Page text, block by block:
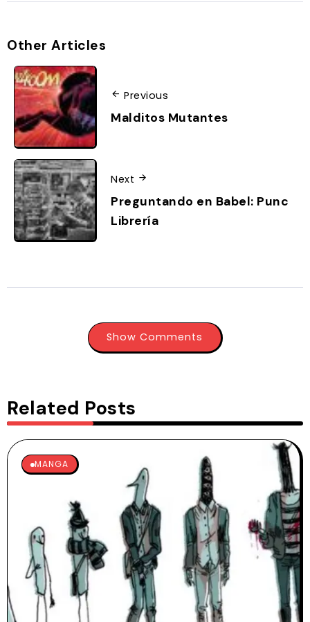
Other Articles
Previous
Malditos Mutantes
Next
Preguntando en Babel: Punc
Librería
Show Comments
Related Posts
MANGA